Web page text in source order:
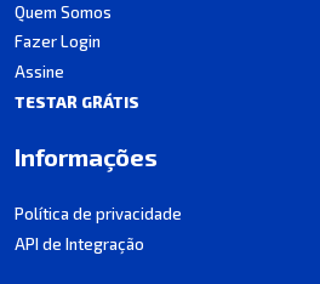
Quem Somos
Fazer Login
Assine
TESTAR GRÁTIS
Informações
Política de privacidade
API de Integração